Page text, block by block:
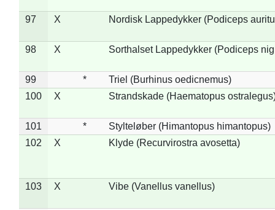
97 X Nordisk Lappedykker (Podiceps
98 X Sorthalset Lappedykker (Podiceps
99 *
Triel (Burhinus oedicnemus)
100
X Strandskade (Haematopus
101 *
Stylteløber (Himantopus himantopus)
102
X Klyde (Recurvirostra avosetta)
103 X Vibe (Vanellus vanellus)